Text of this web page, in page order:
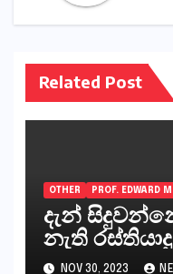
Related Post
OTHER PROF. EDWARD
දැන්
නැති
ගෙන්වන්නන්
NOV 30, 2023